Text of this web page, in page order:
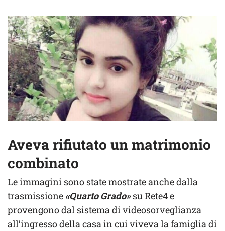
Aveva rifiutato un matrimonio
combinato
Le immagini sono state mostrate anche dalla
trasmissione «Quarto Grado»su Rete4 e
provengono dal sistema di videosorveglianza
all’ingresso della casa in cui viveva la famiglia di